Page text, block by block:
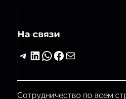
На связи
Telegram LinkedIn WhatsApp Facebook Почта
Сотрудничество по всем